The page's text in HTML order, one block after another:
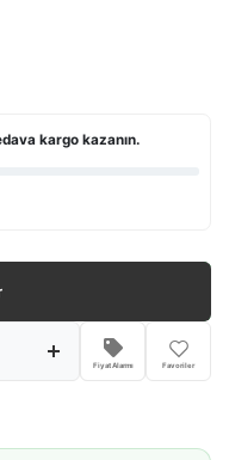
kargo kazanın.
Fiyat Alarmı Favoriler